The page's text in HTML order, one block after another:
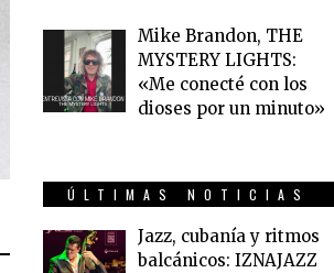
Mike Brandon, THE
MYSTERY LIGHTS:
«Me conecté con los
dioses por un minuto»
ÚLTIMAS NOTICIAS
Jazz, cubanía y ritmos
balcánicos: IZNAJAZZ